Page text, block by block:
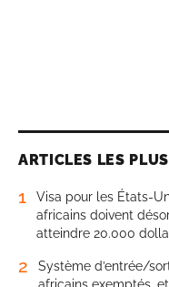
ARTICLES LES
1
Visa pour les États-
africains doivent
atteindre 20.000
2
Système d’entrée/
africains exemptés,